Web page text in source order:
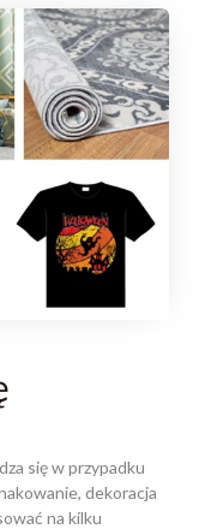
się w przypadku
dekoracja
na kilku